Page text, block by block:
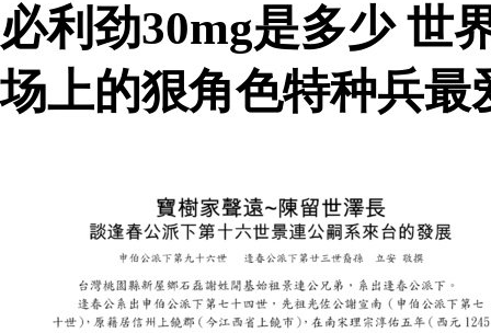
必利劲30mg是多少 世
场上的狠角色特种兵最